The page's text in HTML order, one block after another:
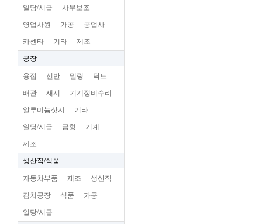
일당/시급 사무보조
영업사원 가공 공업사
카센타 기타 제조
공장
용접 선반 밀링 닥트
배관 새시 기계정비수리
알루미늄삿시 기타
일당/시급 금형 기계
제조
생산직/식품
자동차부품 제조 생산직
김치공장 식품 가공
일당/시급